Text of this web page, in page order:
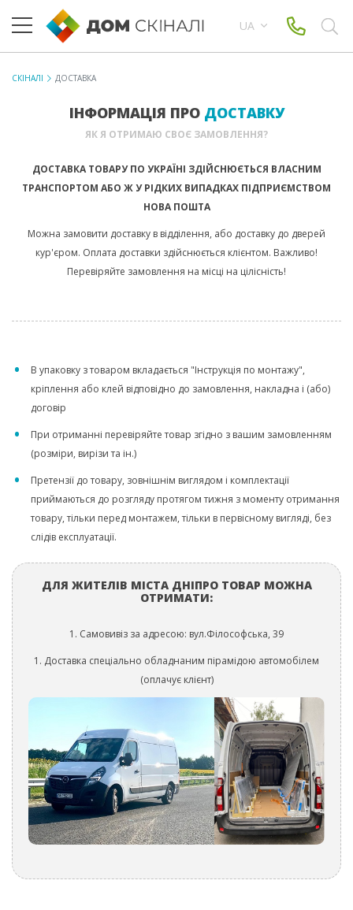
UA
СКІНАЛІ ДОСТАВКА
ІНФОРМАЦІЯ ПРО ДОСТАВКУ
ЯК Я ОТРИМАЮ СВОЄ ЗАМОВЛЕННЯ?
ДОСТАВКА ТОВАРУ ПО УКРАЇНІ ЗДІЙСНЮЄТЬСЯ ВЛАСНИМ
ТРАНСПОРТОМ АБО Ж У РІДКИХ ВИПАДКАХ ПІДПРИЄМСТВОМ
НОВА ПОШТА
Можна замовити доставку в відділення, або доставку до дверей
кур'єром. Оплата доставки здійснюється клієнтом. Важливо!
Перевіряйте замовлення на місці на цілісність!
В упаковку з товаром вкладається "Інструкція по монтажу",
кріплення або клей відповідно до замовлення, накладна і (або)
договір
При отриманні перевіряйте товар згідно з вашим замовленням
(розміри, вирізи та ін.)
Претензії до товару, зовнішнім виглядом і комплектації
приймаються до розгляду протягом тижня з моменту отримання
товару, тільки перед монтажем, тільки в первісному вигляді, без
слідів експлуатації.
ДЛЯ ЖИТЕЛІВ МІСТА ДНІПРО ТОВАР МОЖНА
ОТРИМАТИ:
1. Самовивіз за адресою: вул.Філософська, 39
1. Доставка спеціально обладнаним пірамідою автомобілем
(оплачує клієнт)